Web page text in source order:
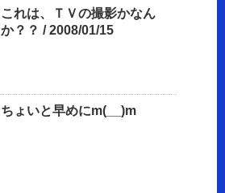
これは、ＴＶの撮影かなん
か？？ / 2008/01/15
ちょいと早めにm(__)m